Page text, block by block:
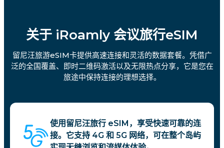
关于 iRoamly 会议旅行eSIM
留尼汪旅游eSIM卡提供高速连接和灵活的数据套餐。凭借广
泛的全国覆盖、即时二维码激活以及无限热点分享，它是您在
旅途中保持连接的理想选择。
使用留尼汪旅行 eSIM，享受快速可靠的连
接。它支持 4G 和 5G 网络，可在整个岛屿